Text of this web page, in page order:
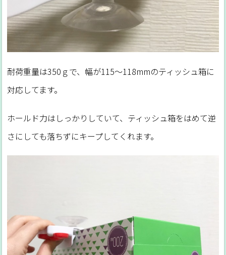
耐荷重量は350ｇで、幅が115～118mmのティッシュ箱に
対応してます。
ホールド力はしっかりしていて、ティッシュ箱をはめて逆
さにしても落ちずにキープしてくれます。